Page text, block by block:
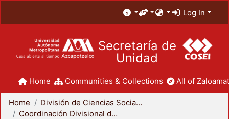
Log In
Secretaría de
Unidad
Home Communities & Collections All of
Home
División de Ciencias Sociales y Humanidades
Coordinación Divisional de Posgrado